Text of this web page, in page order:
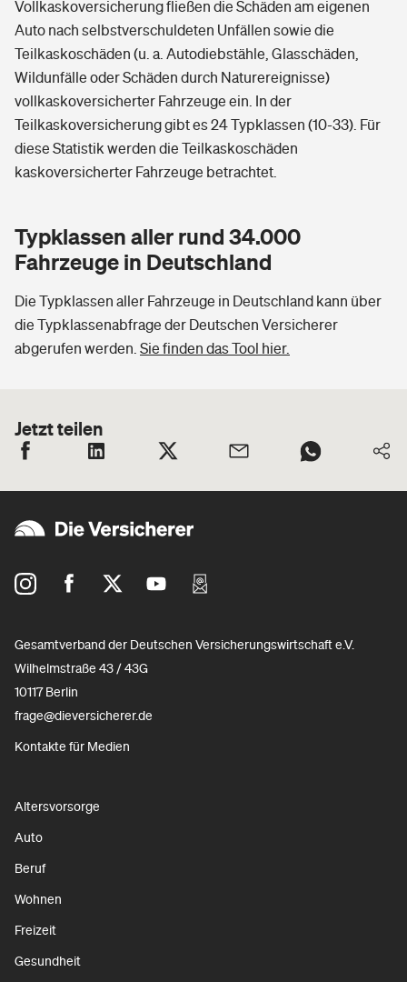
Vollkaskoversicherung fließen die Schäden am eigenen
Auto nach selbstverschuldeten Unfällen sowie die
Teilkaskoschäden (u. a. Autodiebstähle, Glasschäden,
Wildunfälle oder Schäden durch Naturereignisse)
vollkaskoversicherter Fahrzeuge ein. In der
Teilkaskoversicherung gibt es 24 Typklassen (10-33). Für
diese Statistik werden die Teilkaskoschäden
kaskoversicherter Fahrzeuge betrachtet.
Typklassen aller rund 34.000
Fahrzeuge in Deutschland
Die Typklassen aller Fahrzeuge in Deutschland kann über
die Typklassenabfrage der Deutschen Versicherer
abgerufen werden. Sie finden das Tool hier.
Jetzt teilen
Gesamtverband der Deutschen Versicherungswirtschaft e.V.
Wilhelmstraße 43 / 43G
10117 Berlin
frage@dieversicherer.de
Kontakte für Medien
Altersvorsorge
Auto
Beruf
Wohnen
Freizeit
Gesundheit